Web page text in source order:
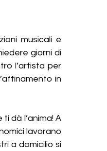
musicali e
giorni di
l’artista per
in
dà l’anima! A
lavorano
a domicilio si